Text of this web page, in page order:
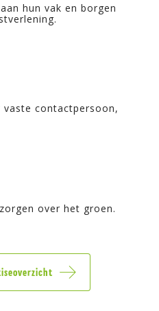
hun vak en borgen
contactpersoon,
over het groen.